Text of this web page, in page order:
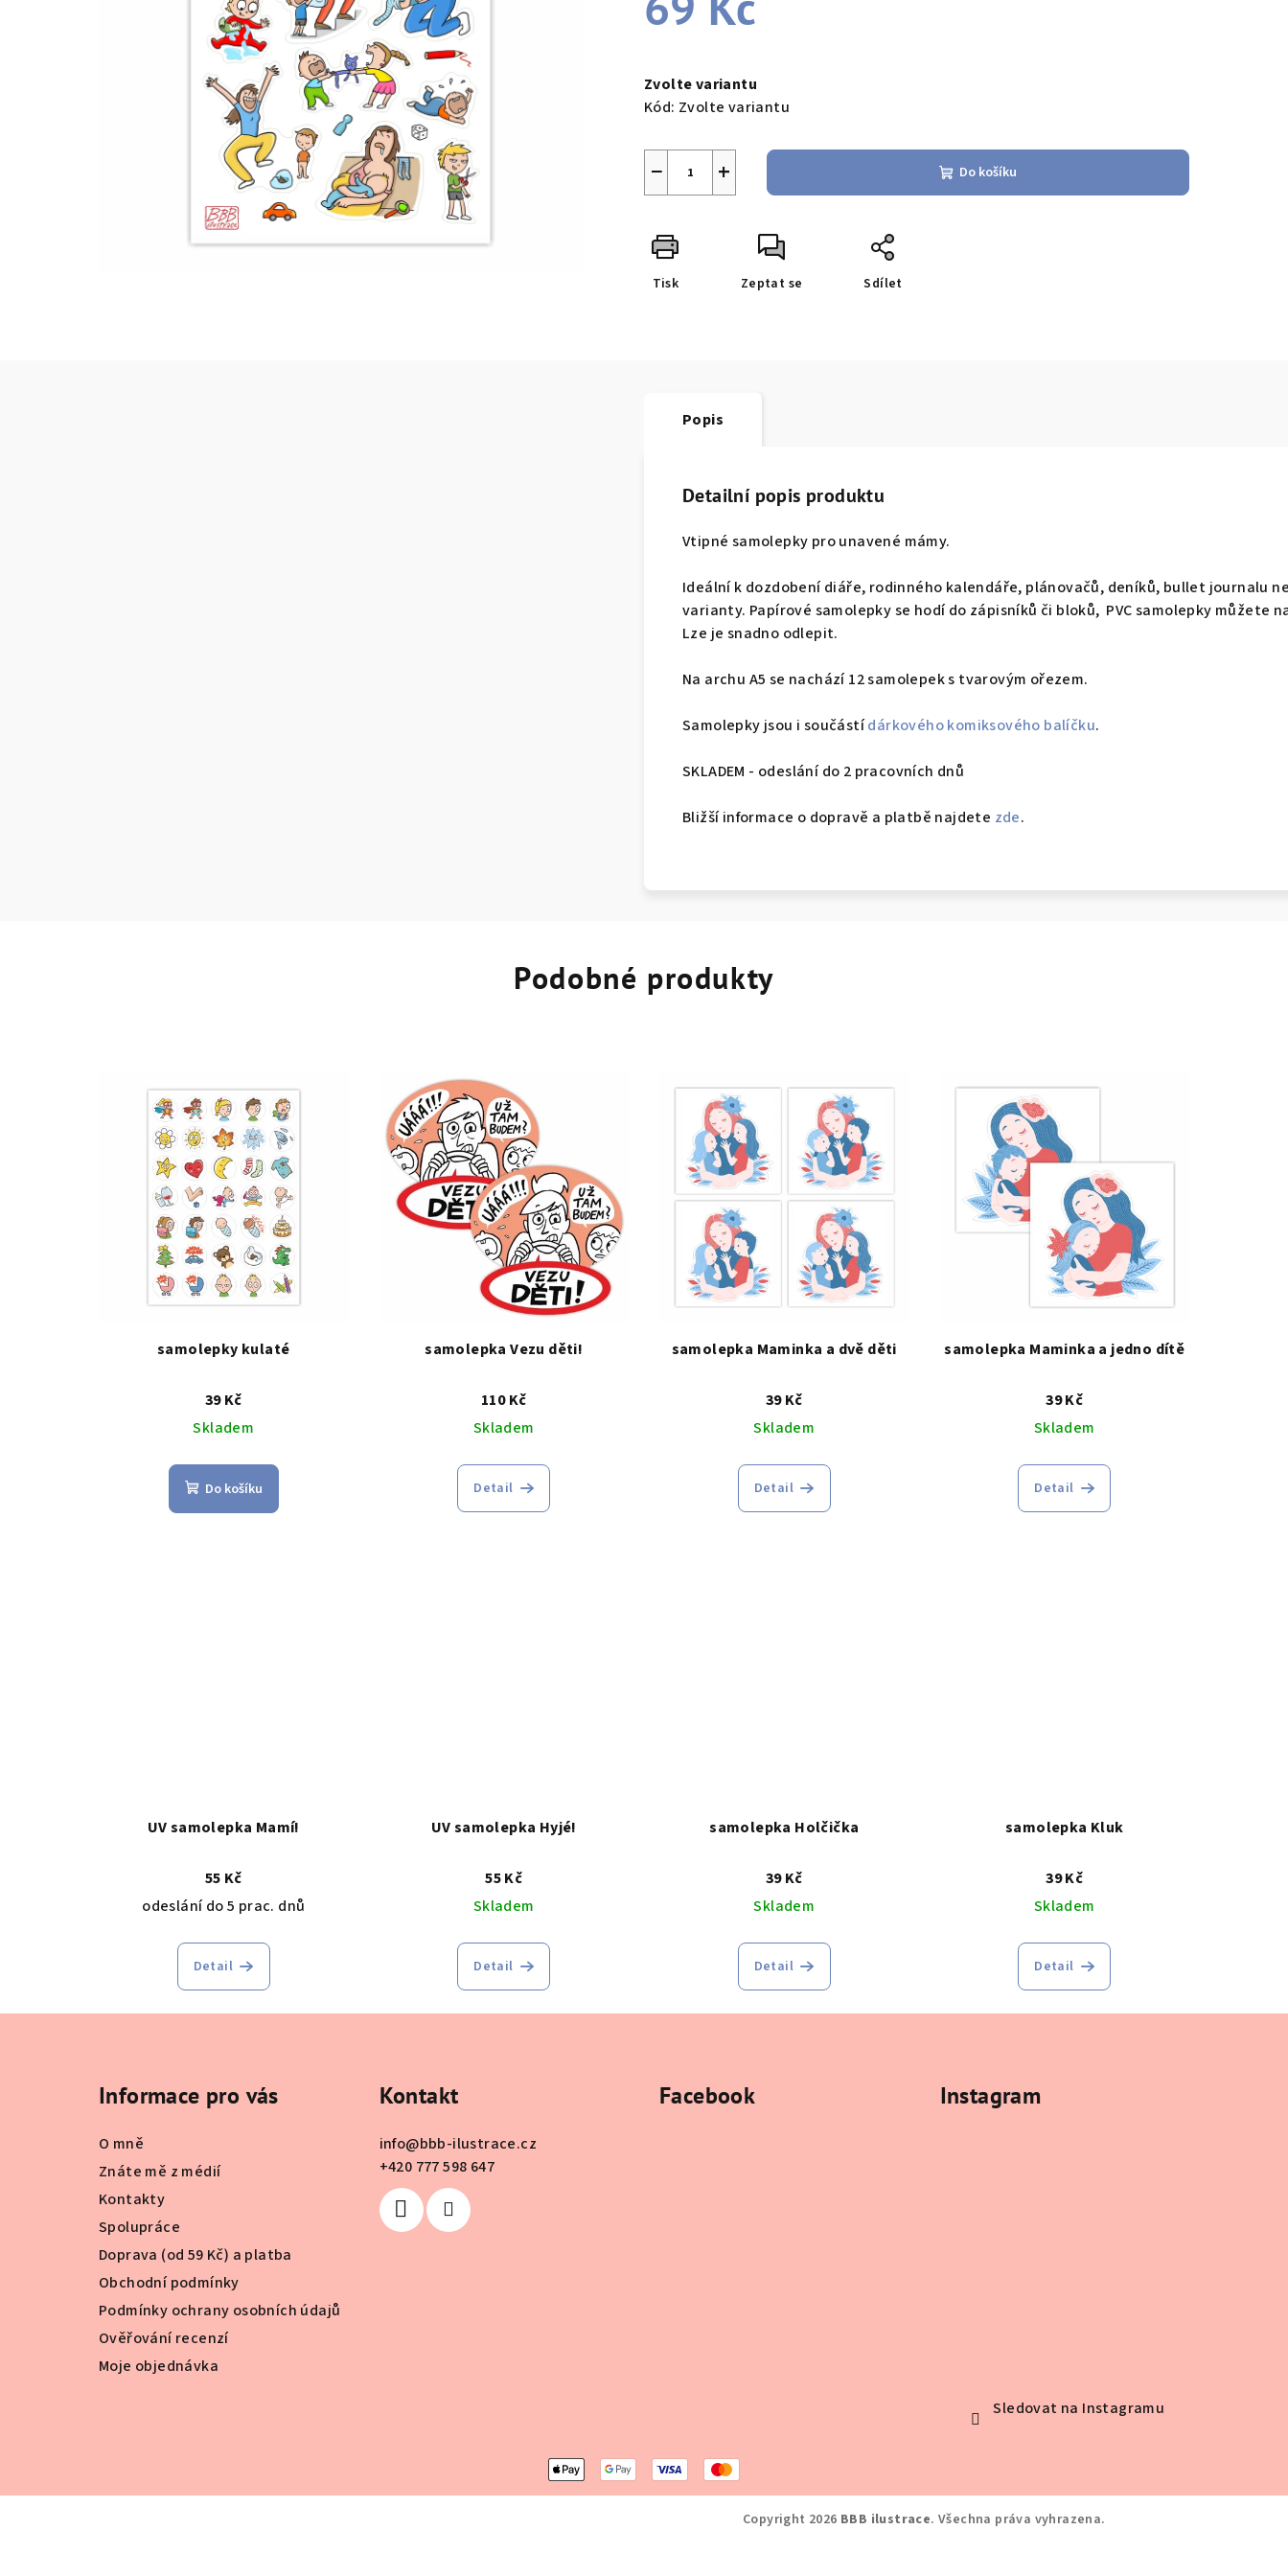
cena:
Zvolte variantu
Kód: Zvolte variantu
+
− Do košíku
Tisk Zeptat se Sdílet
Popis
Detailní popis produktu
Vtipné samolepky pro unavené mámy.
Ideální k dozdobení diáře, rodinného kalendáře, plánovačů, deníků, bullet journalu
varianty. Papírové samolepky se hodí do zápisníků či bloků, PVC samolepky
Lze je snadno odlepit.
Na archu A5 se nachází 12 samolepek s tvarovým ořezem.
Samolepky jsou i součástídárkového komiksového balíčku.
SKLADEM - odeslání do 2 pracovních dnů
Bližší informace o dopravě a platbě najdete zde.
Podobné produkty
samolepky kulaté
39 Kč
Skladem
Do košíku
samolepka Vezu děti!
110 Kč
Skladem
Detail
samolepka Maminka a dvě děti
39 Kč
Skladem
Detail
samolepka Maminka a jedno dítě
39 Kč
Skladem
Detail
UV samolepka Mamí!
55 Kč
odeslání do 5 prac. dnů
Detail
UV samolepka Hyjé!
55 Kč
Skladem
Detail
samolepka Holčička
39 Kč
Skladem
Detail
samolepka Kluk
39 Kč
Skladem
Detail
Informace pro vás
O mně
Znáte mě z médií
Kontakty
Spolupráce
Doprava (od 59 Kč) a platba
Obchodní podmínky
Podmínky ochrany osobních údajů
Ověřování recenzí
Moje objednávka
Kontakt
info@bbb-ilustrace.cz
+420 777 598 647
Facebook Instagram
Sledovat na Instagramu
Copyright 2026 BBB ilustrace. Všechna práva vyhrazena.